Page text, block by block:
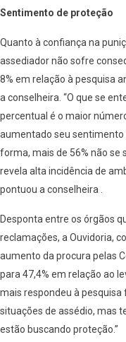
Sentimento de proteção
Quanto à confiança na
assediador não sofre
8% em relação à pesquisa
a conselheira. “O que se
percentual é o maior
aumentado seu sentimento
forma, mais de 56% não se
revela alta incidência de
pontuou a conselheira .
Desponta entre os órgãos
reclamações, a Ouvidoria,
aumento da procura pelas
para 47,4% em relação ao
mais respondeu à
situações de assédio, mas
estão buscando proteção.”